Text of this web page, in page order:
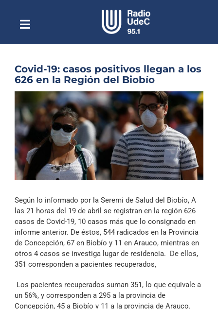
contenidoToggle
NavigationEscuchar Radio UdeC en vivo
Quiénes Somos
Programación
Podcast
Noticias
Reportajes
Columnas
Especiales
Archivo Sonoro
Covid-19: casos positivos llegan a los
626 en la Región del Biobío
imagen
más
grande
Según lo informado por la Seremi de Salud del Biobío, A
las 21 horas del 19 de abril se registran en la región 626
casos de Covid-19, 10 casos más que lo consignado en
informe anterior. De éstos, 544 radicados en la Provincia
de Concepción, 67 en Biobío y 11 en Arauco, mientras en
otros 4 casos se investiga lugar de residencia. De ellos,
351 corresponden a pacientes recuperados,
Los pacientes recuperados suman 351, lo que equivale a
un 56%, y corresponden a 295 a la provincia de
Concepción, 45 a Biobío y 11 a la provincia de Arauco.